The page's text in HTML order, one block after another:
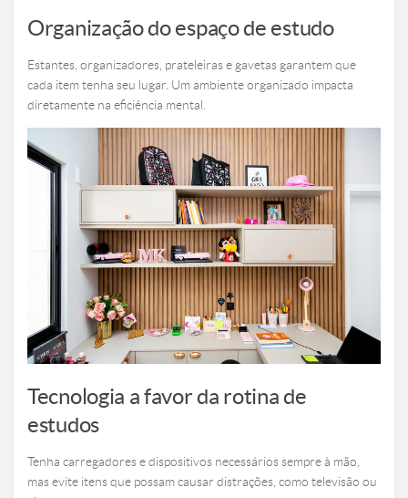
Organização do espaço de estudo
Estantes, organizadores, prateleiras e gavetas garantem que
cada item tenha seu lugar. Um ambiente organizado impacta
diretamente na eficiência mental.
Tecnologia a favor da rotina de
estudos
Tenha carregadores e dispositivos necessários sempre à mão,
mas evite itens que possam causar distrações, como televisão ou